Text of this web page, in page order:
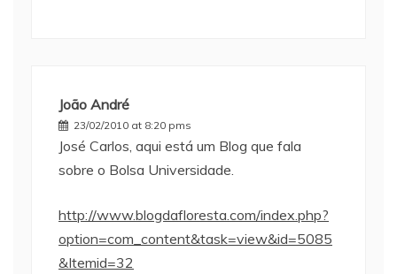
João André
23/02/2010 at 8:20 pms
José Carlos, aqui está um Blog que fala
sobre o Bolsa Universidade.
http://www.blogdafloresta.com/index.php?
option=com_content&task=view&id=5085
&Itemid=32